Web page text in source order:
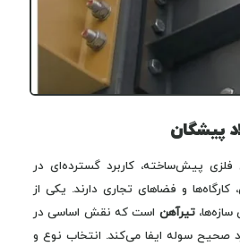
پیشگان
فلزی پیش‌ساخته، کاربرد گسترده‌ای در
کارگاه‌ها و فضاهای تجاری دارند. یکی از
سازه‌ها،تیرآهن است که نقش اساسی در
صحیح سوله ایفا می‌کند. انتخاب نوع و